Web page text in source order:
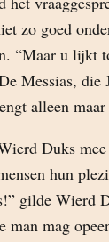
zo goed
“Maar u lijkt
Messias, die
alleen
Duks
hun
gilde Wierd
man mag